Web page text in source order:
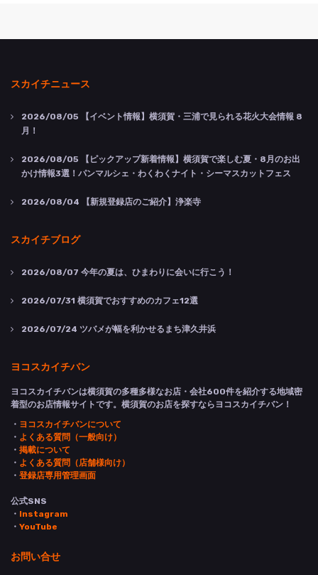
スカイチニュース
2026/08/05 【イベント情報】横須賀・三浦で見られる花火大会情報 8
月！
2026/08/05 【ピックアップ新着情報】横須賀で楽しむ夏・8月のお出
かけ情報3選！パンマルシェ・わくわくナイト・シーマスカットフェス
2026/08/04 【新規登録店のご紹介】浄楽寺
スカイチブログ
2026/08/07 今年の夏は、ひまわりに会いに行こう！
2026/07/31 横須賀でおすすめのカフェ12選
2026/07/24 ツバメが幅を利かせるまち津久井浜
ヨコスカイチバン
ヨコスカイチバンは横須賀の多種多様なお店・会社600件を紹介する地域密
着型のお店情報サイトです。横須賀のお店を探すならヨコスカイチバン！
・ ヨコスカイチバンについて
・ よくある質問（一般向け）
・ 掲載について
・ よくある質問（店舗様向け）
・ 登録店専用管理画面
公式SNS
・ Instagram
・ YouTube
お問い合せ